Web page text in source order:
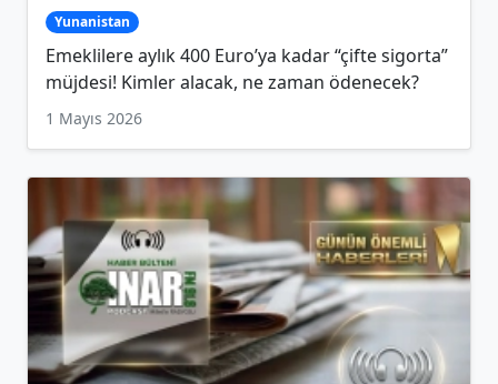
Yunanistan
Emeklilere aylık 400 Euro’ya kadar “çifte sigorta”
müjdesi! Kimler alacak, ne zaman ödenecek?
1 Mayıs 2026